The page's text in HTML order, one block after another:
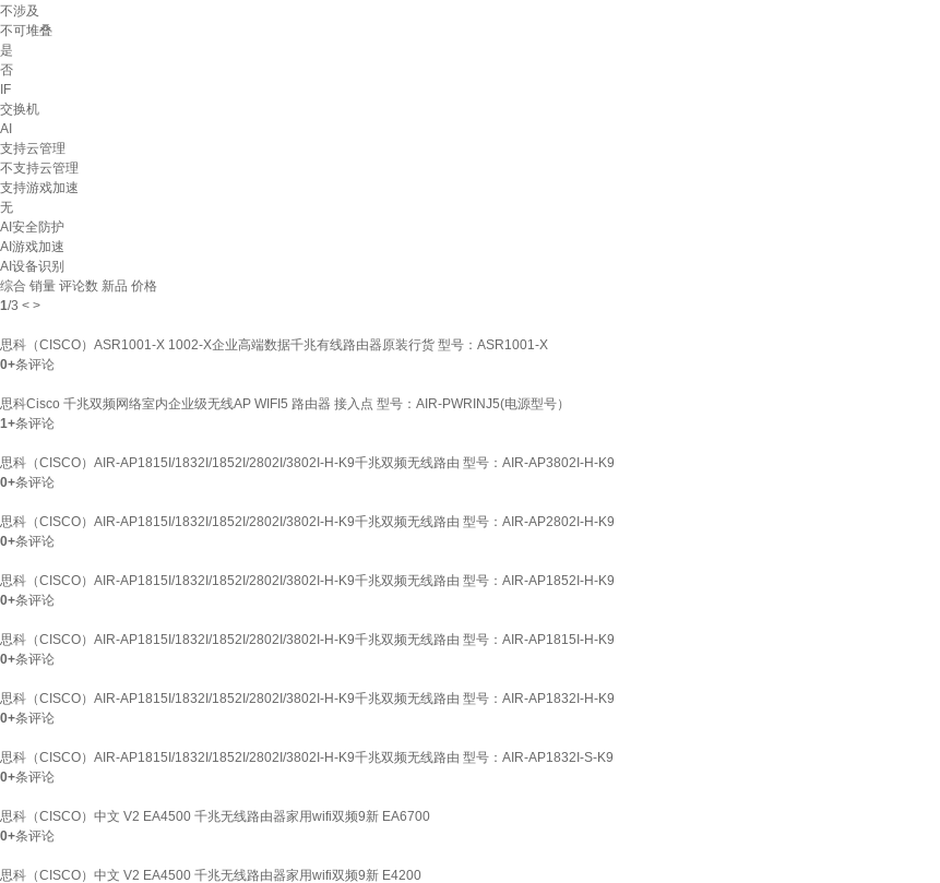
不涉及
不可堆叠
是
否
IF
交换机
AI
支持云管理
不支持云管理
支持游戏加速
无
AI安全防护
AI游戏加速
AI设备识别
综合 销量 评论数 新品 价格
1/3 < >
思科（CISCO）ASR1001-X 1002-X企业高端数据千兆有线路由器原装行货 型号：ASR1001-X
0+条评论
思科Cisco 千兆双频网络室内企业级无线AP WIFI5 路由器 接入点 型号：AIR-PWRINJ5(电源型号）
1+条评论
思科（CISCO）AIR-AP1815I/1832I/1852I/2802I/3802I-H-K9千兆双频无线路由 型号：AIR-AP3802I-H-K9
0+条评论
思科（CISCO）AIR-AP1815I/1832I/1852I/2802I/3802I-H-K9千兆双频无线路由 型号：AIR-AP2802I-H-K9
0+条评论
思科（CISCO）AIR-AP1815I/1832I/1852I/2802I/3802I-H-K9千兆双频无线路由 型号：AIR-AP1852I-H-K9
0+条评论
思科（CISCO）AIR-AP1815I/1832I/1852I/2802I/3802I-H-K9千兆双频无线路由 型号：AIR-AP1815I-H-K9
0+条评论
思科（CISCO）AIR-AP1815I/1832I/1852I/2802I/3802I-H-K9千兆双频无线路由 型号：AIR-AP1832I-H-K9
0+条评论
思科（CISCO）AIR-AP1815I/1832I/1852I/2802I/3802I-H-K9千兆双频无线路由 型号：AIR-AP1832I-S-K9
0+条评论
思科（CISCO）中文 V2 EA4500 千兆无线路由器家用wifi双频9新 EA6700
0+条评论
思科（CISCO）中文 V2 EA4500 千兆无线路由器家用wifi双频9新 E4200